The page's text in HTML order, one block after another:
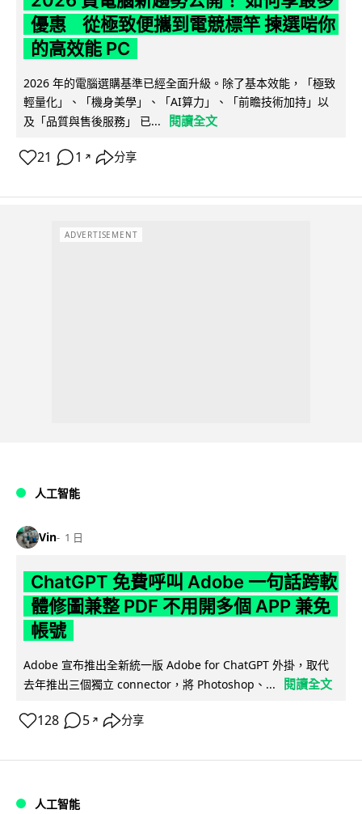
優惠 從極致便攜到電競標竿 揀選啱你
的高效能 PC
2026 年的電腦選購基準已經全面升級。除了基本效能，「極致
輕量化」、「機身美學」、「AI算力」、「前瞻技術加持」以
及「品質與售後服務」 已...
閱讀全文
21 1 ↗ 分享
ADVERTISEMENT
人工智能
Vin 1 日
ChatGPT 免費呼叫 Adobe 一句話跨軟
體修圖兼整 PDF 不用開多個 APP 兼免
帳號
Adobe 宣布推出全新統一版 Adobe for ChatGPT 外掛，取代
去年推出三個獨立 connector，將 Photoshop、...
閱讀全文
128 5 ↗ 分享
人工智能